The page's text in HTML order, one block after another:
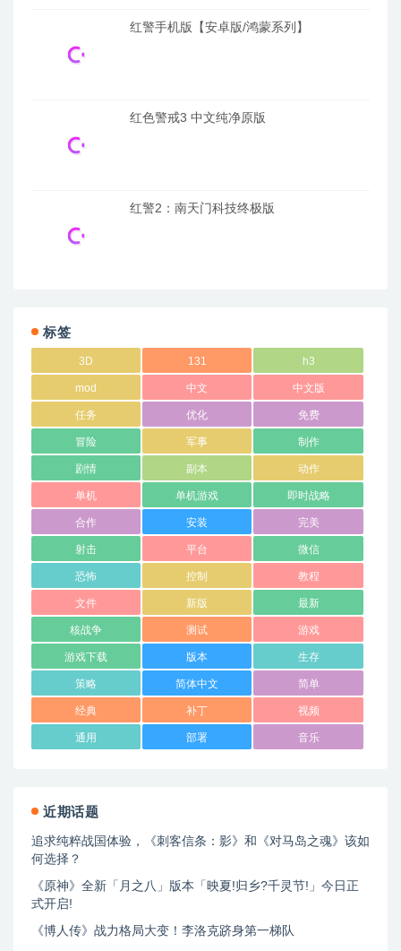
红警手机版【安卓版/鸿蒙系列】
红色警戒3 中文纯净原版
红警2：南天门科技终极版
标签
3D 131 h3
mod 中文 中文版
任务 优化 免费
冒险 军事 制作
剧情 副本 动作
单机 单机游戏 即时战略
合作 安装 完美
射击 平台 微信
恐怖 控制 教程
文件 新版 最新
核战争 测试 游戏
游戏下载 版本 生存
策略 简体中文 简单
经典 补丁 视频
通用 部署 音乐
近期话题
追求纯粹战国体验，《刺客信条：影》和《对马岛之魂》该如
何选择？
《原神》全新「月之八」版本「映夏!归乡?千灵节!」今日正
式开启!
《博人传》战力格局大变！李洛克跻身第一梯队